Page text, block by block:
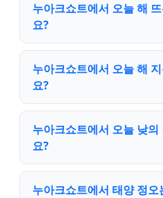
누아크쇼트에서 오늘 해
요?
누아크쇼트에서 오늘 해
요?
누아크쇼트에서 오늘 낮
요?
누아크쇼트에서 태양 정오